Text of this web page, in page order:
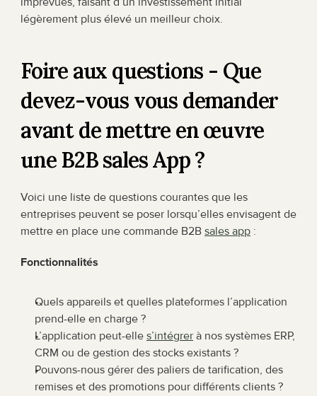
légèrement plus élevé un meilleur choix.
Foire aux questions - Que
devez-vous vous demander
avant de mettre en œuvre
une B2B sales App ?
Voici une liste de questions courantes que les
entreprises peuvent se poser lorsqu’elles envisagent de
mettre en place une commande B2B sales app :
Fonctionnalités
Quels appareils et quelles plateformes l’application
prend-elle en charge ?
L’application peut-elle s’intégrer à nos systèmes ERP,
CRM ou de gestion des stocks existants ?
Pouvons-nous gérer des paliers de tarification, des
remises et des promotions pour différents clients ?